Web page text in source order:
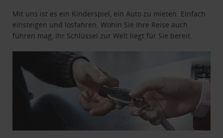
Mit uns ist es ein Kinderspiel, ein Auto zu mieten. Einfach
einsteigen und losfahren. Wohin Sie Ihre Reise auch
führen mag, Ihr Schlüssel zur Welt liegt für Sie bereit.